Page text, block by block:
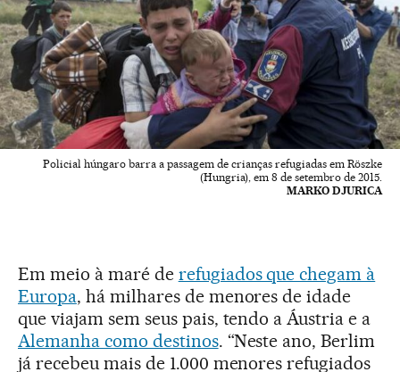
Policial húngaro barra a passagem de crianças refugiadas em Röszke
(Hungria), em 8 de setembro de 2015.
MARKO DJURICA
Em meio à maré de refugiados que chegam à
Europa, há milhares de menores de idade
que viajam sem seus pais, tendo a Áustria e a
Alemanha como destinos. “Neste ano, Berlim
já recebeu mais de 1.000 menores refugiados